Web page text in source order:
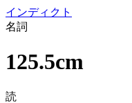
インディクト
名詞
125.5cm
読